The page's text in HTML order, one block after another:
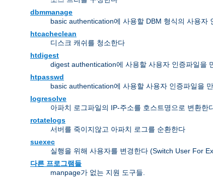
dbmmanage
basic authentication에 사용할 DBM 형식의 사용자
htcacheclean
디스크 캐쉬를 청소한다
htdigest
digest authentication에 사용할 사용자 인증파일을
htpasswd
basic authentication에 사용할 사용자 인증파일을
logresolve
아파치 로그파일의 IP-주소를 호스트명으로 변환한
rotatelogs
서버를 죽이지않고 아파치 로그를 순환한다
suexec
실행을 위해 사용자를 변경한다 (Switch User For
다른 프로그램들
manpage가 없는 지원 도구들.